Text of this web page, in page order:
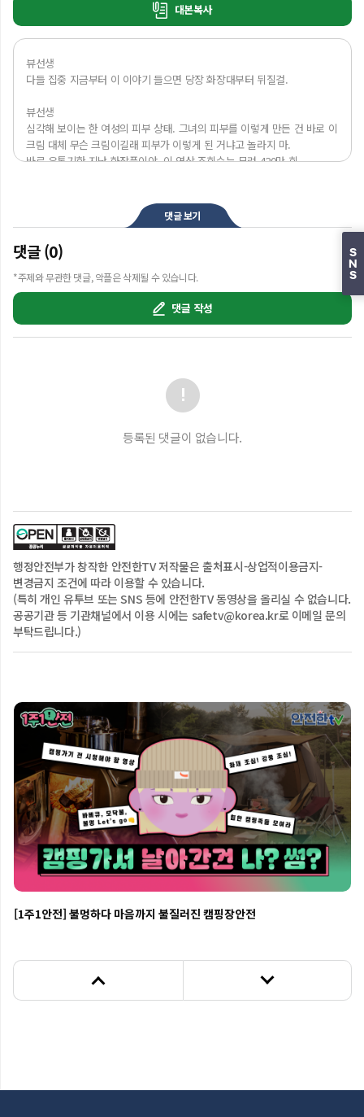
S
N
S
아! 그리고 평소 뷰티 안전이나
헬스 안전에 대해
궁금한게 있었던 친구들 댓글 남겨줘
내가 #알잘딱깔센 알려줄게
대본복사
뷰선생
다들 집중 지금부터 이 이야기 들으면 당장 화장대부터 뒤질걸.
뷰선생
심각해 보이는 한 여성의 피부 상태. 그녀의 피부를 이렇게 만든 건 바로 이
크림 대체 무슨 크림이길래 피부가 이렇게 된 거냐고 놀라지 마.
바로 유통기한 지난 화장품이야. 이 영상 조회수는 무려 420만 회.
결국 병원을 찾은 그녀. 그녀에게 내려진 진단명은 박테리아 감염 의사들은
그녀에게 자칫 잘못하면 혈류까지 세균 감염이 될 수 있었다며 경고했다고
임숙희 피부과전문의
어 화장품에 다양한 성분들이 들어가지 않습니까?
그리고 대부분은 유기물들이거든요. 그러다 보니까 이제 그 사용 기한을
두는 이유는 이 성분들의 변성의 가능성을 염두에 두고
유통기한 지난 화장품을 써서 이렇게 된 거거든.
과거 나란 인간은 그냥 화장품 가게를 지나치는 법이 없었어.
한정판으로 나온 거야? 색깔 영롱한 거 봐 이건 당장 쟁여야 해.
안 돼. 내 피부 너희들도 나처럼 되기 싫으면 지금 당장 파우치 꺼내서
유통기한 확인해 봐.
혹시 아무것도 안 적혀 있어? 해외 제품의 경우 포장지엔 제조 날짜나
유통기한이 표기되어 있지만 제품에는 표기 안 된 경우가 있어.
이 경우에는 유통기한 계산기 사이트를 이용해야 하는데 내가 더보기란에
적어둘 테니 다들 확인해 봐.
그리고 하나 더 유통기한이 남았어도 사용 기한이 지났을 수도 있어.
사용 기한이란 개봉 후 제품을 안전하게 사용할 수 있는 기한을 말해
내가 암만 이야기해도 못 믿을 것 같아서 전문가 선생님들에게 물어봤어.
식약처 담당자
화장품의 사용 기한이란 화장품이 제조된 날부터 적절하게 보관된
상태에서 제품이 고유의 특성을 간직한 채 소비자가 안정적으로 사용할 수
있는 최소한의 기간을 말합니다.
따라서 화장품의 재형과는 관계없이 제품에 표시된 사용 기한 내에
화장품을 사용하시어야 됩니다.
뷰선생
유통기한 지난 화장품 잘못 사용해서 치료하는 데 비용도 많이 들겠죠.
임숙희 피부과전문의
비용보다도 실제 이제 그런 상황에서 뭔가 뒤집어지고 나면 평상시에 내가
그래서 이제는 제품을 선정을 할 때 굉장히 어려움을 겪는 분들도 많이
빨리 이렇게 나타날 수 있거든요.
댓글 보기
댓글 (0)
*주제와 무관한 댓글, 악플은 삭제될 수 있습니다.
댓글 작성
등록된 댓글이 없습니다.
행정안전부가 창작한 안전한TV 저작물은출처표시-상업적이용금지-
변경금지 조건에 따라 이용할 수 있습니다.
(특히 개인 유투브 또는 SNS 등에 안전한TV 동영상을 올리실 수 없습니다.
공공기관 등 기관채널에서 이용 시에는 safetv@korea.kr로 이메일 문의
부탁드립니다.)
[1주1안전] ???: 응 아니야 가루도 위험해
[1주1안전] 불멍하다 마음까지 불질러진 캠핑장안전